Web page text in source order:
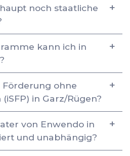
noch staatliche
kann ich in
ohne
in Garz/Rügen?
von Enwendo in
und unabhängig?